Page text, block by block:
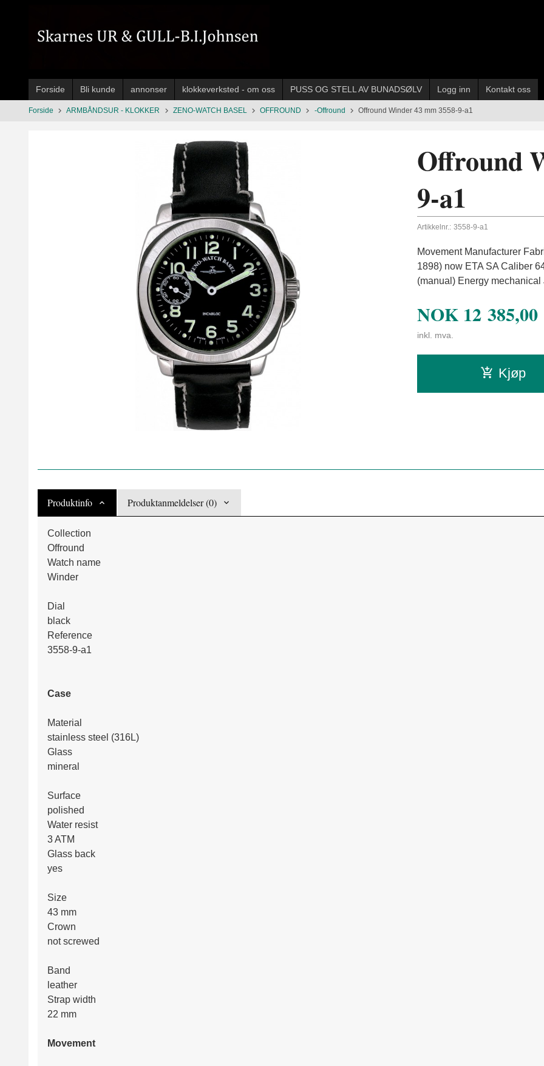
innholdet
Forside Bli kunde annonser klokkeverksted - om oss PUSS OG STELL AV BUNADSØLV Logg inn Kontakt oss
Forside ARMBÅNDSUR - KLOKKER ZENO-WATCH BASEL OFFROUND -Offround Offround Winder 43 mm 3558-9-a1
Offround
9-a1
Artikkelnr.: 3558-9-a1
Movement Manufacturer
1898) now ETA SA Caliber
(manual) Energy
NOK 12 385,00
inkl. mva.
Kjøp
Produktinfo Produktanmeldelser (0)
Collection
Offround
Watch name
Winder
Dial
black
Reference
3558-9-a1
Case
Material
stainless steel (316L)
Glass
mineral
Surface
polished
Water resist
3 ATM
Glass back
yes
Size
43 mm
Crown
not screwed
Band
leather
Strap width
22 mm
Movement